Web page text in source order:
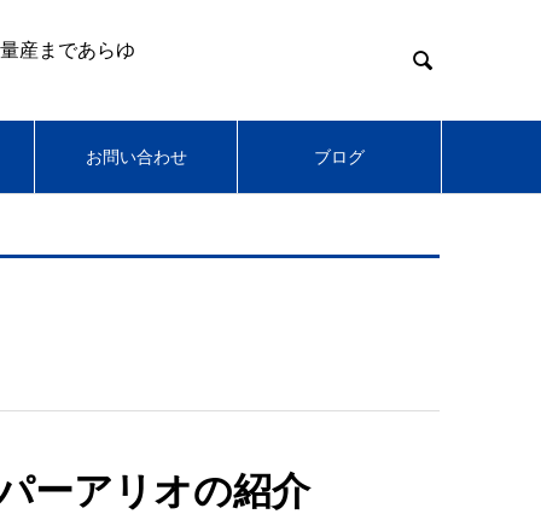
産まであらゆ 
お問い合わせ ブログ
ーアリオの紹介